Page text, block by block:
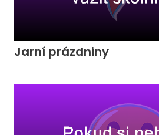
Jarní prázdniny